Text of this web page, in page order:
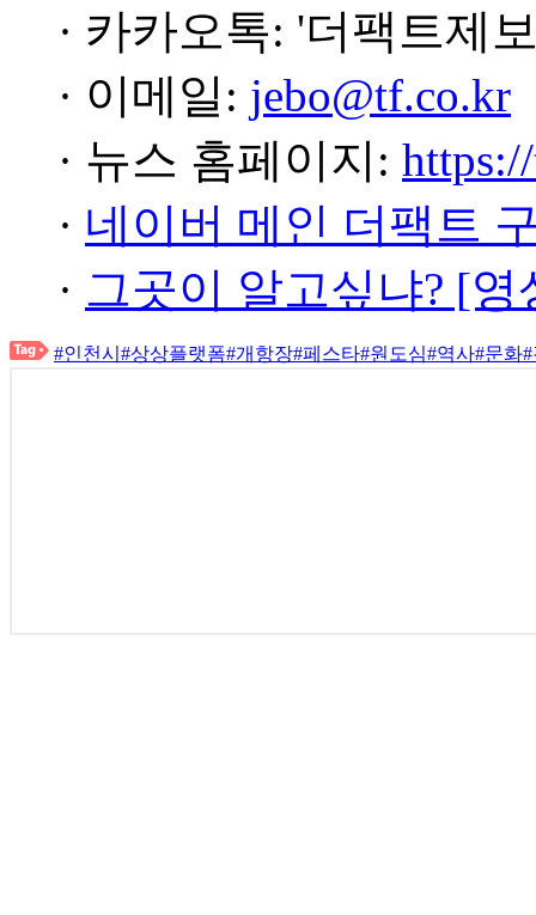
· 카카오톡: '더팩트제
· 이메일: jebo@tf.co.kr
· 뉴스 홈페이지:
· 네이버 메인 더팩트
· 그곳이 알고싶냐? [
#인천시 #상상플랫폼#개항장#페스타#원도심#역사#문화